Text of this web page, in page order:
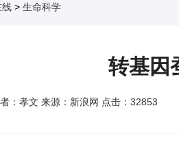
线 > 生命科学
转基因
：孝文 来源：新浪网 点击：32853